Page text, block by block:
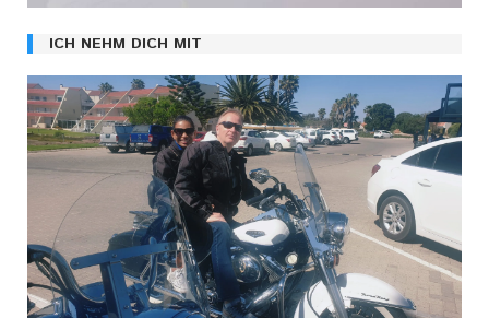
ICH NEHM DICH MIT